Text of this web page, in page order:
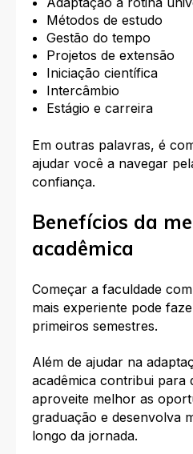
Métodos de estudo
Gestão do tempo
Projetos de extensão
Iniciação científica
Intercâmbio
Estágio e carreira
Em outras palavras, é
ajudar você a navegar
confiança.
Benefícios da
acadêmica
Começar a faculdade
mais experiente pode
primeiros semestres.
Além de ajudar na
acadêmica contribui para
aproveite melhor as
graduação e desenvolva
longo da jornada.